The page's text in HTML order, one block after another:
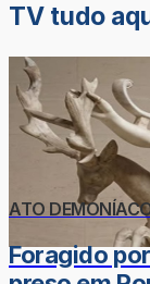
TV tudo
ATO
Foragido